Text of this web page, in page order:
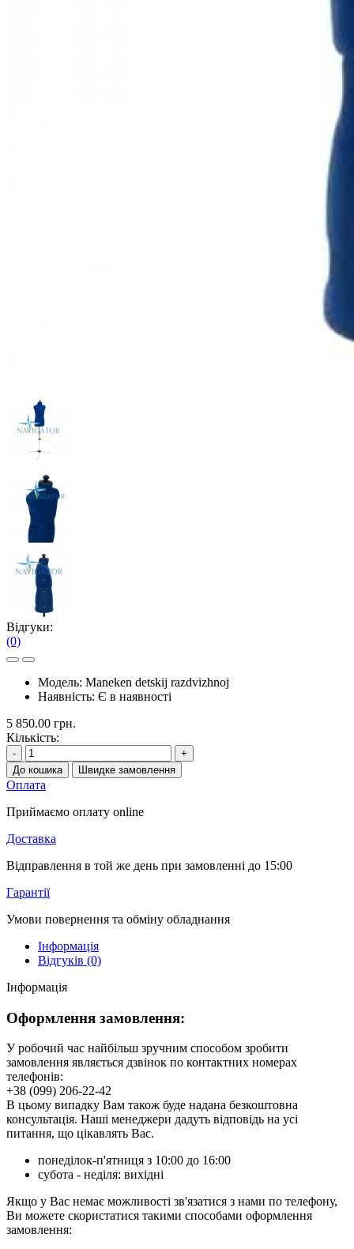
Відгуки:
(0)
Модель: Maneken detskij razdvizhnoj
Наявність: Є в наявності
5 850.00 грн.
Кількість:
-
+
До кошика
Швидке замовлення
Оплата
Приймаємо оплату online
Доставка
Відправлення в той же день при замовленні до 15:00
Гарантії
Умови повернення та обміну обладнання
Інформація
Відгуків (0)
Інформація
Оформлення замовлення:
У робочий час найбільш зручним способом зробити
замовлення являється дзвінок по контактних номерах
телефонів:
+38 (099) 206-22-42
В цьому випадку Вам також буде надана безкоштовна
консультація. Наші менеджери дадуть відповідь на усі
питання, що цікавлять Вас.
понеділок-п'ятниця з 10:00 до 16:00
субота - неділя: вихідні
Якщо у Вас немає можливості зв'язатися з нами по телефону,
Ви можете скористатися такими способами оформлення
замовлення: